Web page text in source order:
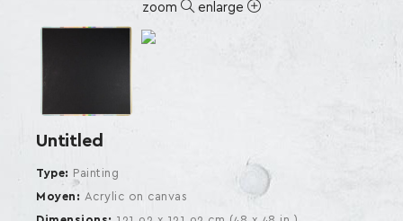
zoom enlarge
Untitled
Type
Painting
Moyen
Acrylic on canvas